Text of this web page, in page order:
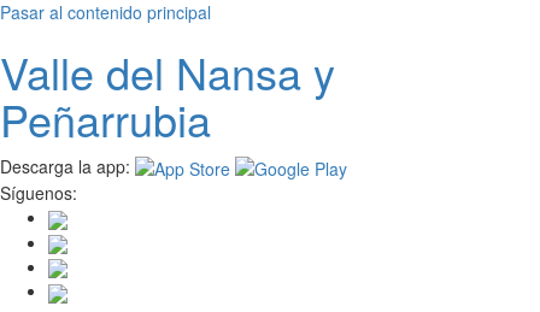
Pasar al contenido principal
Valle del Nansay
Peñarrubia
Descarga la app:
Síguenos: